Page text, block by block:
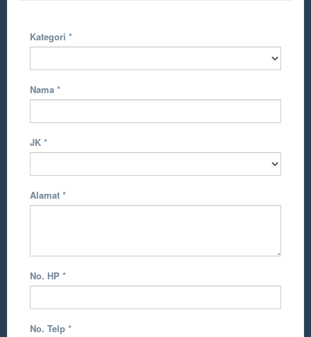
Kategori *
Nama *
JK *
Alamat *
No. HP *
No. Telp *